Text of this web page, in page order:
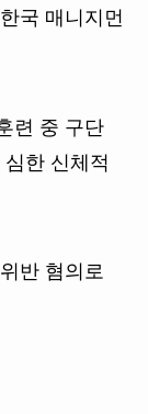
국 매니지먼
련 중 구단
한 신체적
반 혐의로